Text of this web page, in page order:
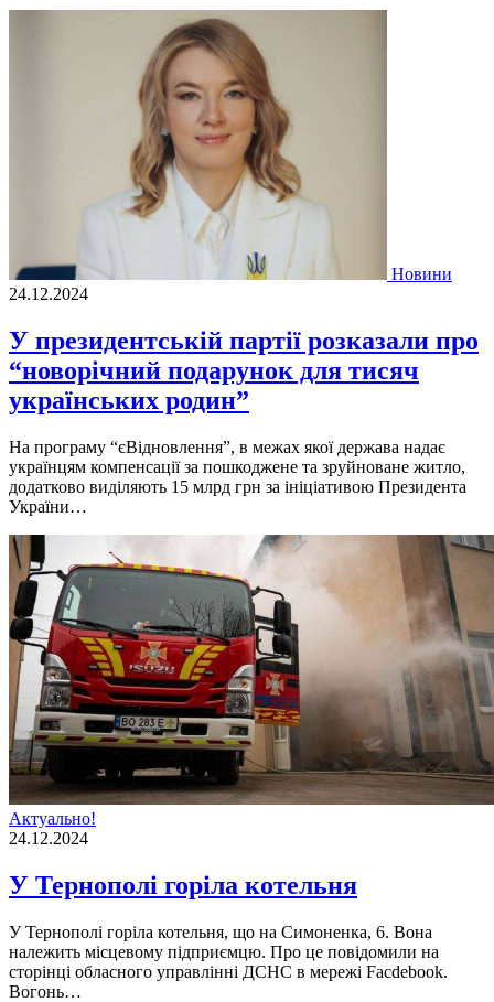
Новини
24.12.2024
У президентській партії розказали про
“новорічний подарунок для тисяч
українських родин”
На програму “єВідновлення”, в межах якої держава надає
українцям компенсації за пошкоджене та зруйноване житло,
додатково виділяють 15 млрд грн за ініціативою Президента
України…
Актуально!
24.12.2024
У Тернополі горіла котельня
У Тернополі горіла котельня, що на Симоненка, 6. Вона
належить місцевому підприємцю. Про це повідомили на
сторінці обласного управлінні ДСНС в мережі Facdebook.
Вогонь…